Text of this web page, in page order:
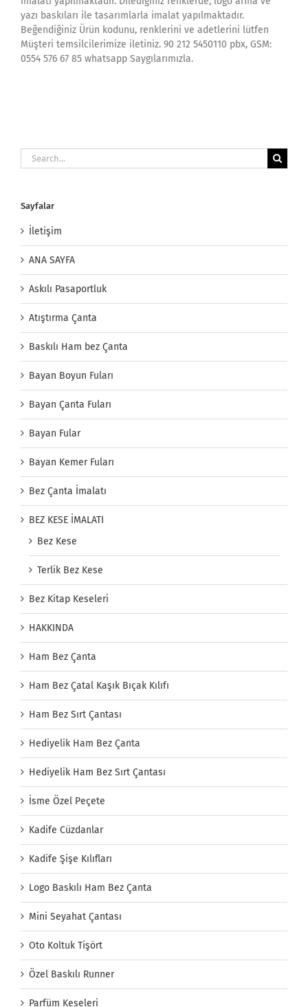
yazı baskıları ile tasarımlarla imalat yapılmaktadır.
Beğendiğiniz Ürün kodunu, renklerini ve adetlerini lütfen
Müşteri temsilcilerimize iletiniz. 90 212 5450110 pbx, GSM:
0554 576 67 85 whatsapp Saygılarımızla.
Search
for:
Sayfalar
İletişim
ANA SAYFA
Askılı Pasaportluk
Atıştırma Çanta
Baskılı Ham bez Çanta
Bayan Boyun Fuları
Bayan Çanta Fuları
Bayan Fular
Bayan Kemer Fuları
Bez Çanta İmalatı
BEZ KESE İMALATI
Bez Kese
Terlik Bez Kese
Bez Kitap Keseleri
HAKKINDA
Ham Bez Çanta
Ham Bez Çatal Kaşık Bıçak Kılıfı
Ham Bez Sırt Çantası
Hediyelik Ham Bez Çanta
Hediyelik Ham Bez Sırt Çantası
İsme Özel Peçete
Kadife Cüzdanlar
Kadife Şişe Kılıfları
Logo Baskılı Ham Bez Çanta
Mini Seyahat Çantası
Oto Koltuk Tişört
Özel Baskılı Runner
Parfüm Keseleri